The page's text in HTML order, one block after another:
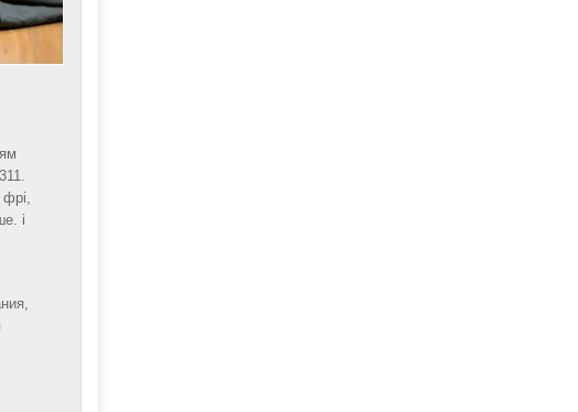
фрі,
і